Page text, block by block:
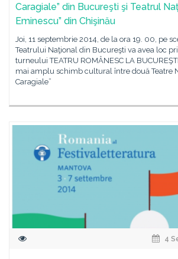
Caragiale” din Bucureşti şi Teatrul
Eminescu” din Chişinău
Joi, 11 septembrie 2014, de la ora 19. 00, pe
Teatrului Naţional din Bucureşti va avea loc
turneului TEATRU ROMÂNESC LA
mai amplu schimb cultural între două Teatre
Caragiale”
4